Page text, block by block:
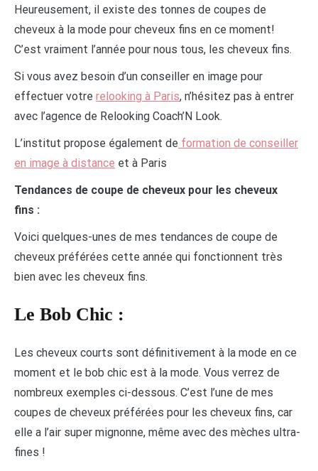
Heureusement, il existe des tonnes de coupes de
cheveux à la mode pour cheveux fins en ce moment!
C’est vraiment l’année pour nous tous, les cheveux fins.
Si vous avez besoin d’un conseiller en image pour
effectuer votre relooking à Paris, n’hésitez pas à entrer
avec l’agence de Relooking Coach’N Look.
L’institut propose également de formation de conseiller
en image à distance et à Paris
Tendances de coupe de cheveux pour les cheveux
fins :
Voici quelques-unes de mes tendances de coupe de
cheveux préférées cette année qui fonctionnent très
bien avec les cheveux fins.
Le Bob Chic :
Les cheveux courts sont définitivement à la mode en ce
moment et le bob chic est à la mode. Vous verrez de
nombreux exemples ci-dessous. C’est l’une de mes
coupes de cheveux préférées pour les cheveux fins, car
elle a l’air super mignonne, même avec des mèches ultra-
fines !